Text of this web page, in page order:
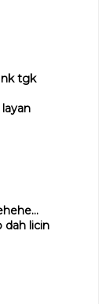
nk tgk
dah licin